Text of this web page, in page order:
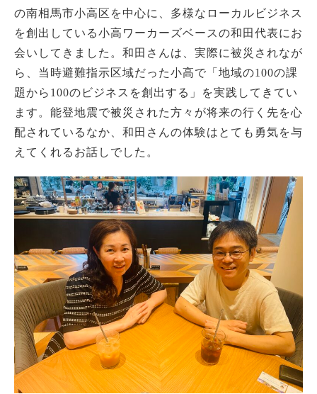
の南相馬市小高区を中心に、多様なローカルビジネス
を創出している小高ワーカーズベースの和田代表にお
会いしてきました。和田さんは、実際に被災されなが
ら、当時避難指示区域だった小高で「地域の100の課
題から100のビジネスを創出する」を実践してきてい
ます。能登地震で被災された方々が将来の行く先を心
配されているなか、和田さんの体験はとても勇気を与
えてくれるお話しでした。